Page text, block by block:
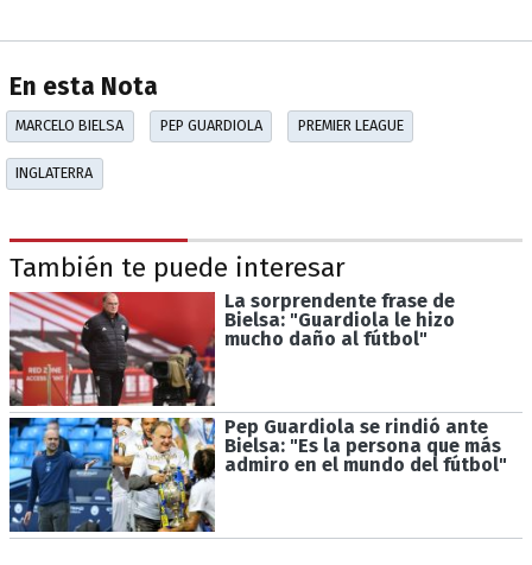
En esta Nota
MARCELO BIELSA PEP GUARDIOLA PREMIER LEAGUE
INGLATERRA
También te puede interesar
La sorprendente frase de
Bielsa: "Guardiola le hizo
mucho daño al fútbol"
Pep Guardiola se rindió ante
Bielsa: "Es la persona que más
admiro en el mundo del fútbol"